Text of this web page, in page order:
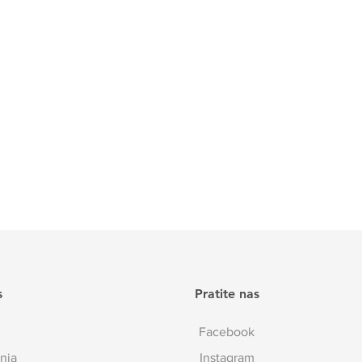
Pratite nas
Facebook
Instagram